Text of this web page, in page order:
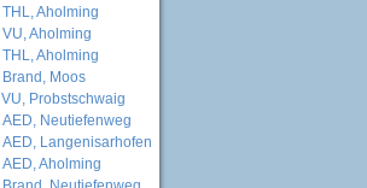
THL, Aholming
VU, Aholming
THL, Aholming
Brand, Moos
VU, Probstschwaig
AED, Neutiefenweg
AED, Langenisarhofen
AED, Aholming